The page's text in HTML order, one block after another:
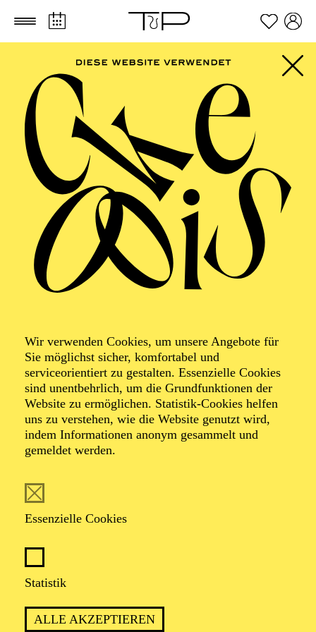
Zum Hauptinhalt springen Zum Footer springen
Wir verwenden Cookies, um unsere Angebote für
Sie möglichst sicher, komfortabel und
serviceorientiert zu gestalten. Essenzielle Cookies
sind unentbehrlich, um die Grundfunktionen der
Website zu ermöglichen. Statistik-Cookies helfen
uns zu verstehen, wie die Website genutzt wird,
indem Informationen anonym gesammelt und
gemeldet werden.
Essenzielle Cookies
Statistik
ALLE AKZEPTIEREN
Johannes Walter begann seinen künstlerischen
Werdegang mit Breakdance/ B-boying. Nach einer
eine Tanzausbildung im „Mind and Dance“. Derzeit
studiert er im Fachbereich Physical Theater an der